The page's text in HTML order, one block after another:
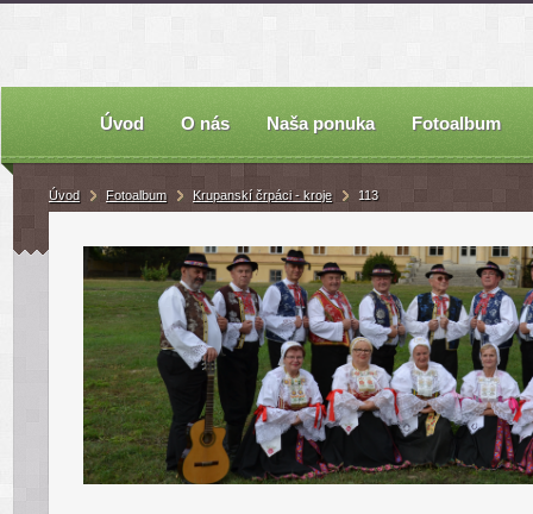
Úvod O nás Naša ponuka Fotoalbum
Úvod Fotoalbum Krupanskí črpáci - kroje 113